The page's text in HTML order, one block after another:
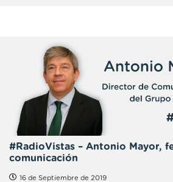
#RadioVistas – Antonio Mayor,
comunicación
16 de Septiembre de 2019